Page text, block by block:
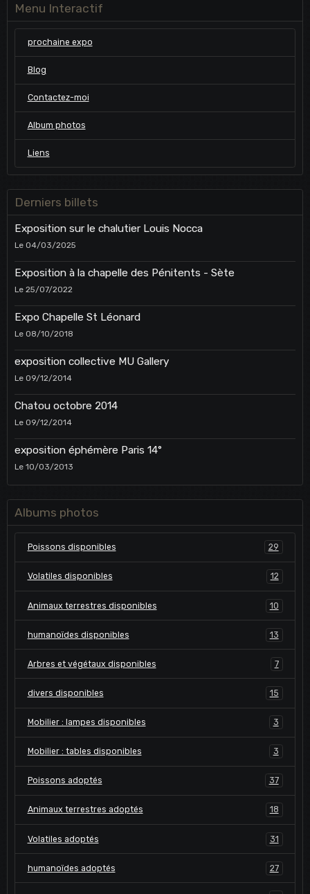
Menu Interactif
prochaine expo
Blog
Contactez-moi
Album photos
Liens
Derniers billets
Exposition sur le chalutier Louis Nocca
Le 04/03/2025
Exposition à la chapelle des Pénitents - Sète
Le 25/07/2022
Expo Chapelle St Léonard
Le 08/10/2018
exposition collective MU Gallery
Le 09/12/2014
Chatou octobre 2014
Le 09/12/2014
exposition éphémère Paris 14°
Le 10/03/2013
Albums photos
Poissons disponibles 29
Volatiles disponibles 12
Animaux terrestres disponibles 10
humanoïdes disponibles 13
Arbres et végétaux disponibles 7
divers disponibles 15
Mobilier : lampes disponibles 3
Mobilier : tables disponibles 3
Poissons adoptés 37
Animaux terrestres adoptés 18
Volatiles adoptés 31
humanoïdes adoptés 27